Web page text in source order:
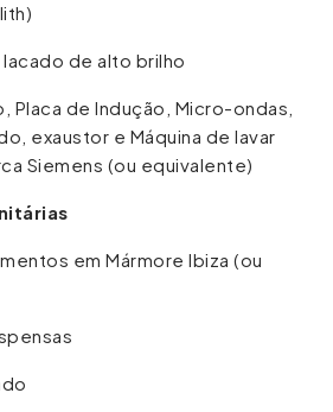
lacado de alto brilho
Placa de Indução, Micro-ondas,
exaustor e Máquina de lavar
Siemens (ou equivalente)
em Mármore Ibiza (ou